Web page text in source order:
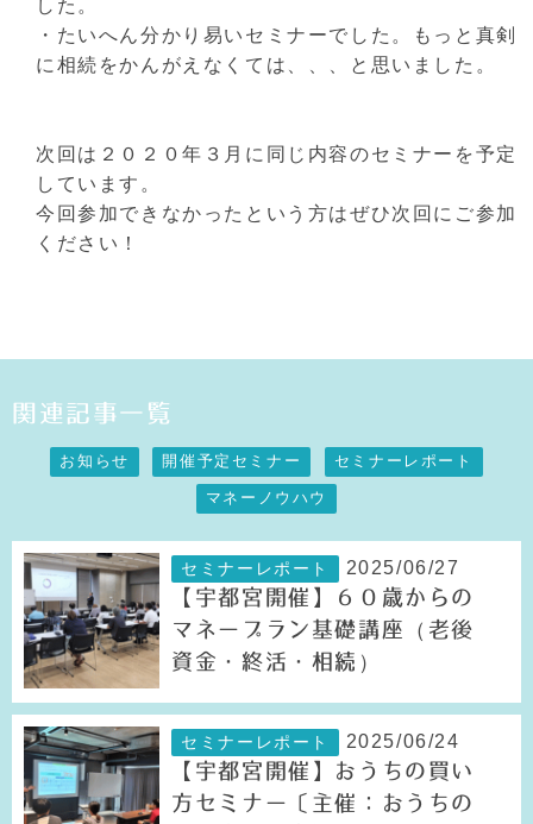
した。
・たいへん分かり易いセミナーでした。もっと真剣
に相続をかんがえなくては、、、と思いました。
次回は２０２０年３月に同じ内容のセミナーを予定
しています。
今回参加できなかったという方はぜひ次回にご参加
ください！
関連記事一覧
お知らせ 開催予定セミナー セミナーレポート
マネーノウハウ
セミナーレポート 2025/06/27
【宇都宮開催】６０歳からの
マネープラン基礎講座（老後
資金・終活・相続）
セミナーレポート 2025/06/24
【宇都宮開催】おうちの買い
方セミナー〔主催：おうちの